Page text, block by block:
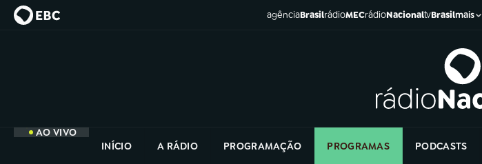
agênciaBrasilrádioMECrádioNacionaltvBrasilmais
AO VIVO
INÍCIO
A RÁDIO PROGRAMAÇÃO PROGRAMAS PODCASTS